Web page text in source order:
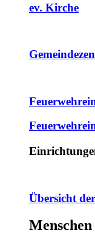
ev. Kirche
Übersicht